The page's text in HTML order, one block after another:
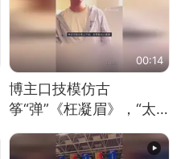
00:14
博主口技模仿古
筝“弹”《枉凝眉》，“太
像了～你是吃古筝长大的
吗？”“或将成为首位考级